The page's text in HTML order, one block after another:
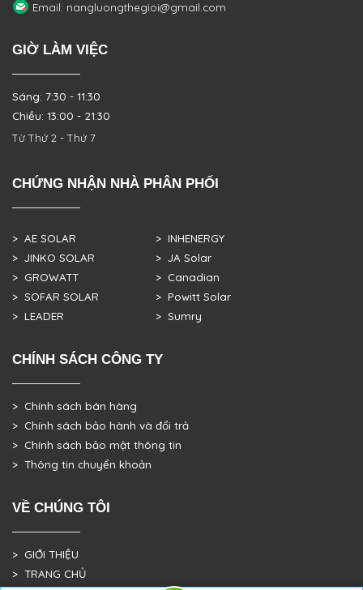
Email: nangluongthegioi@gmail.com
GIỜ LÀM VIỆC
Sáng: 7:30 - 11:30
Chiều: 13:00 - 21:30
Từ Thứ 2 - Thứ 7
CHỨNG NHẬN NHÀ PHÂN PHỐI
> AE SOLAR
> JINKO SOLAR
> GROWATT
> SOFAR SOLAR
> LEADER
> INHENERGY
> JA Solar
> Canadian
> Powitt Solar
> Sumry
CHÍNH SÁCH CÔNG TY
> Chính sách bán hàng
> Chính sách bảo hành và đổi trả
> Chính sách bảo mật thông tin
> Thông tin chuyển khoản
VỀ CHÚNG TÔI
> GIỚI THIỆU
> TRANG CHỦ